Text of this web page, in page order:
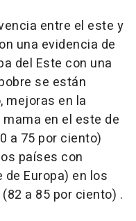
entre el este y
una evidencia de
del Este con una
se están
mejoras en la
en el este de
a 75 por ciento)
países con
Europa) en los
a 85 por ciento) .